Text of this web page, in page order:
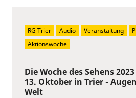
Die Woche des Sehens
13. Oktober in Trier -
Welt
RG Trier Audio Veranstaltung
Aktionswoche